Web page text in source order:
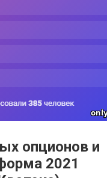
опционов и
2021